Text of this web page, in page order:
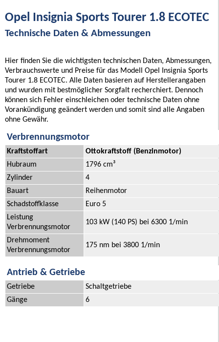
Opel Insignia Sports Tourer 1.8 ECOTEC
Technische Daten & Abmessungen
Hier finden Sie die wichtigsten technischen Daten, Abmessungen,
Verbrauchswerte und Preise für das Modell Opel Insignia Sports
Tourer 1.8 ECOTEC. Alle Daten basieren auf Herstellerangaben
und wurden mit bestmöglicher Sorgfalt recherchiert. Dennoch
können sich Fehler einschleichen oder technische Daten ohne
Vorankündigung geändert werden und somit sind alle Angaben
ohne Gewähr.
Verbrennungsmotor
Kraftstoffart
Ottokraftstoff (Benzinmotor)
Hubraum
1796 cm³
Zylinder
4
Bauart
Reihenmotor
Schadstoffklasse
Euro 5
Leistung
Verbrennungsmotor
103 kW (140 PS) bei 6300 1/min
Drehmoment
Verbrennungsmotor
175 nm bei 3800 1/min
Antrieb & Getriebe
Getriebe
Schaltgetriebe
Gänge
6